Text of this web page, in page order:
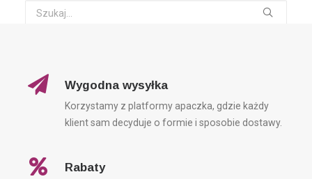
DZIEŃ OJCA DZIEŃ TATY EYES69
OHME
Wygodna wysyłka
Korzystamy z platformy apaczka, gdzie każdy
klient sam decyduje o formie i sposobie dostawy.
Rabaty